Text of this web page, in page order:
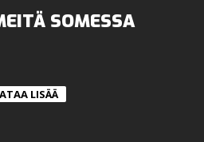
SOMESSA
LISÄÄ